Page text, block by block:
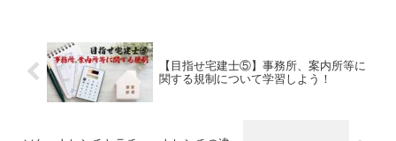
【目指せ宅建士⑤】事務所、案内所等に
関する規制について学習しよう！